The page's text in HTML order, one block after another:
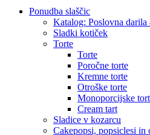
Close
Ponudba slaščic
Katalog: Poslovna
Sladki kotiček
Torte
Torte
Poročne torte
Kremne torte
Otroške torte
Monoporcijske
Cream tart
Sladice v kozarcu
Cakepopsi, popsiclesi in